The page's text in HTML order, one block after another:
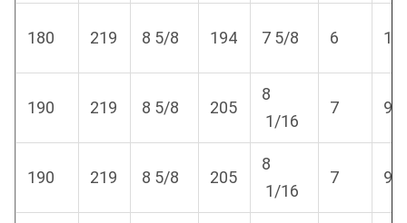
180 219 8 5/8 194 7 5/8 6
190 219 8 5/8 205
8
1/16
7 9/
190 219 8 5/8 205
8
1/16
7 9/